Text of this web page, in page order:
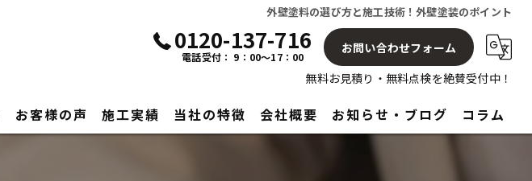
外壁塗料の選び方と施工技術！外壁塗装のポイント
0120-137-716
電話受付： 9：00～17：00
お問い合わせフォーム
無料お見積り・無料点検を絶賛受付中！
お客様の声 施工実績 当社の特徴 会社概要 お知らせ・ブログ コラム